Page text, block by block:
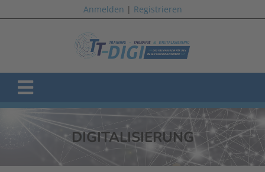
Anmelden | Registrieren
DIGITALISIERUNG